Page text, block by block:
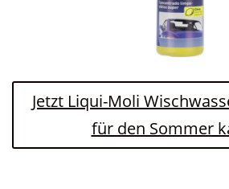
Jetzt Liqui-Moli
für den Sommer